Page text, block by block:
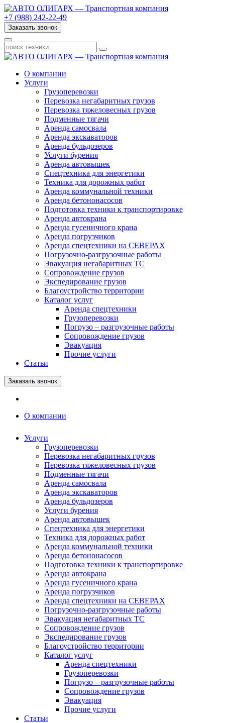
+7 (988) 242-22-49
Заказать звонок
О компании
Услуги
Грузоперевозки
Перевозка негабаритных грузов
Перевозка тяжеловесных грузов
Подменные тягачи
Аренда самосвала
Аренда экскаваторов
Аренда бульдозеров
Услуги бурения
Аренда автовышек
Спецтехника для энергетики
Техника для дорожных работ
Аренда коммунальной техники
Аренда бетононасосов
Подготовка техники к транспортировке
Аренда автокрана
Аренда гусеничного крана
Аренда погрузчиков
Аренда спецтехники на СЕВЕРАХ
Погрузочно-разгрузочные работы
Эвакуация негабаритных ТС
Сопровождение грузов
Экспедирование грузов
Благоустройство территории
Каталог услуг
Аренда спецтехники
Грузоперевозки
Погрузо – разгрузочные работы
Сопровождение грузов
Эвакуация
Прочие услуги
Статьи
Заказать звонок
О компании
Услуги
Грузоперевозки
Перевозка негабаритных грузов
Перевозка тяжеловесных грузов
Подменные тягачи
Аренда самосвала
Аренда экскаваторов
Аренда бульдозеров
Услуги бурения
Аренда автовышек
Спецтехника для энергетики
Техника для дорожных работ
Аренда коммунальной техники
Аренда бетононасосов
Подготовка техники к транспортировке
Аренда автокрана
Аренда гусеничного крана
Аренда погрузчиков
Аренда спецтехники на СЕВЕРАХ
Погрузочно-разгрузочные работы
Эвакуация негабаритных ТС
Сопровождение грузов
Экспедирование грузов
Благоустройство территории
Каталог услуг
Аренда спецтехники
Грузоперевозки
Погрузо – разгрузочные работы
Сопровождение грузов
Эвакуация
Прочие услуги
Статьи